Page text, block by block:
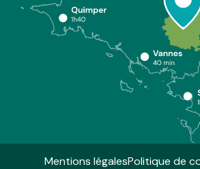
Mentions légalesPolitique de